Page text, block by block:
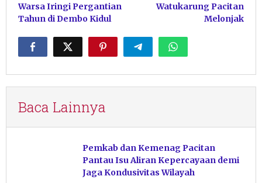
Warsa Iringi Pergantian
Tahun di Dembo Kidul
Watukarung Pacitan
Melonjak
Baca Lainnya
Pemkab dan Kemenag Pacitan
Pantau Isu Aliran Kepercayaan demi
Jaga Kondusivitas Wilayah